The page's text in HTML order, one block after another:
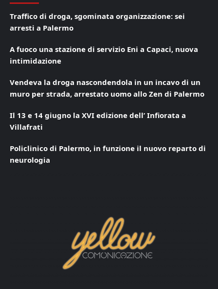
Traffico di droga, sgominata organizzazione: sei
arresti a Palermo
A fuoco una stazione di servizio Eni a Capaci, nuova
intimidazione
Vendeva la droga nascondendola in un incavo di un
muro per strada, arrestato uomo allo Zen di Palermo
Il 13 e 14 giugno la XVI edizione dell’ Infiorata a
Villafrati
Policlinico di Palermo, in funzione il nuovo reparto di
neurologia